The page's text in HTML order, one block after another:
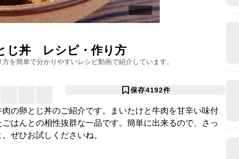
じ丼 レシピ・作り方
方を簡単で分かりやすいレシピ動画で紹介しています。
保存4192件
の卵とじ丼のご紹介です。まいたけと牛肉を甘辛い味付
はんとの相性抜群な一品です。簡単に出来るので、さっ
ぜひお試しくださいね。